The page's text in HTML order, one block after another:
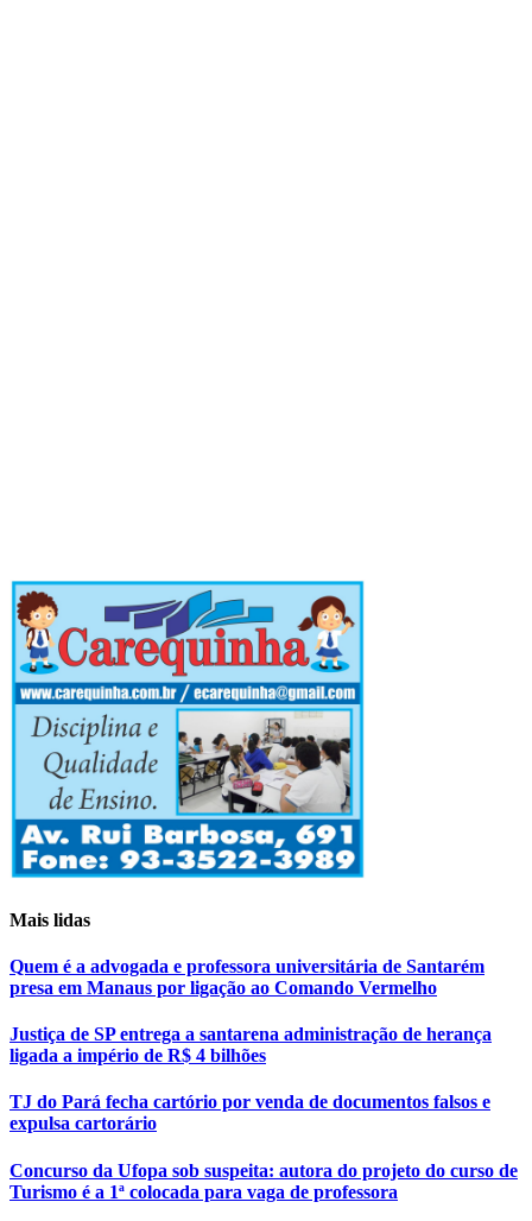
Mais lidas
Quem é a advogada e professora universitária de Santarém
presa em Manaus por ligação ao Comando Vermelho
Justiça de SP entrega a santarena administração de herança
ligada a império de R$ 4 bilhões
TJ do Pará fecha cartório por venda de documentos falsos e
expulsa cartorário
Concurso da Ufopa sob suspeita: autora do projeto do curso de
Turismo é a 1ª colocada para vaga de professora